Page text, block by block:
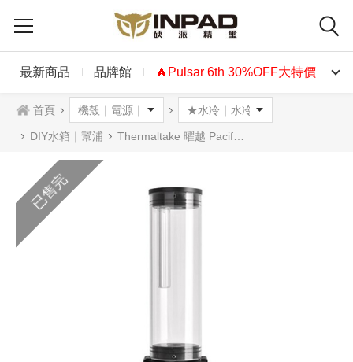
最新商品 品牌館 🔥Pulsar 6th 30%OFF大特價🔥
首頁
DIY水箱｜幫浦 Thermaltake 曜越 Pacific PT40-D5 水箱加幫浦
已售完